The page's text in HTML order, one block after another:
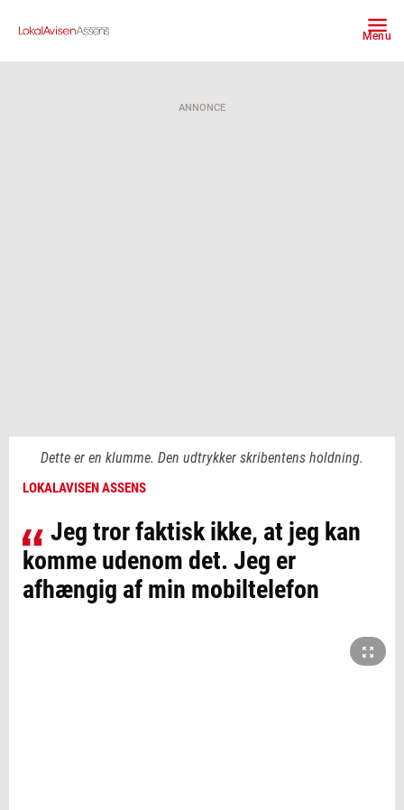
Menu
ANNONCE
Dette er en klumme. Den udtrykker skribentens holdning.
LOKALAVISEN ASSENS
Jeg tror faktisk ikke, at jeg kan
komme udenom det. Jeg er
afhængig af min mobiltelefon